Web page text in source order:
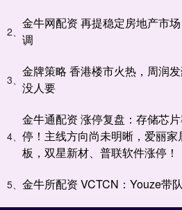
2、
金牛网配资 再提稳定房地产市
调
3、
金牌策略 香港楼市火热，周润
没人要
4、
金牛通配资 涨停复盘：存储芯
停！主线方向尚未明晰，爱丽
板，双星新材、普联软件涨停！
5、 金牛所配资 VCTCN：Youze带